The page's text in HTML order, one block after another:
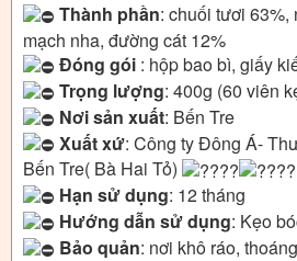
Thành phần: chuối tươi 63%,
mạch nha, đường cát 12%
Đóng gói : hộp bao bì, giấy
Trọng lượng: 400g (60 viên
Nơi sản xuất: Bến Tre
Xuất xứ: Công ty Đông Á-
Bến Tre( Bà Hai Tỏ)
Hạn sử dụng: 12 tháng
Hướng dẫn sử dụng: Kẹo
Bảo quản: nơi khô ráo,